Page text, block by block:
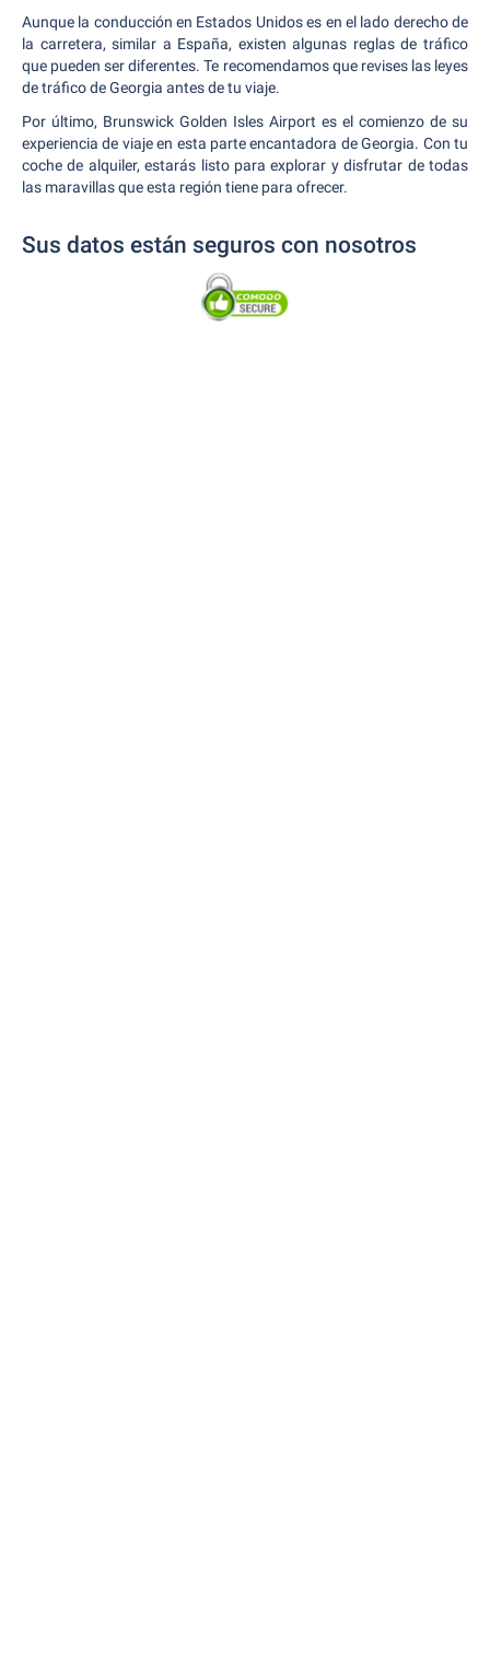
Aunque la conducción en Estados Unidos es en el lado derecho de
la carretera, similar a España, existen algunas reglas de tráfico
que pueden ser diferentes. Te recomendamos que revises las leyes
de tráfico de Georgia antes de tu viaje.
Por último, Brunswick Golden Isles Airport es el comienzo de su
experiencia de viaje en esta parte encantadora de Georgia. Con tu
coche de alquiler, estarás listo para explorar y disfrutar de todas
las maravillas que esta región tiene para ofrecer.
Sus datos están seguros con nosotros